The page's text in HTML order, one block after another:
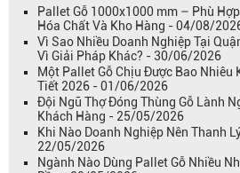
Pallet Gỗ 1000x1000 mm – Phù Hợp
Hóa Chất Và Kho Hàng - 04/08/
Vì Sao Nhiều Doanh Nghiệp Tại
Vì Giải Pháp Khác? - 30/06/2026
Một Pallet Gỗ Chịu Được Bao Nhiêu
Tiết 2026 - 01/06/2026
Đội Ngũ Thợ Đóng Thùng Gỗ Lành
Khách Hàng - 25/05/2026
Khi Nào Doanh Nghiệp Nên Thanh
22/05/2026
Ngành Nào Dùng Pallet Gỗ Nhiều